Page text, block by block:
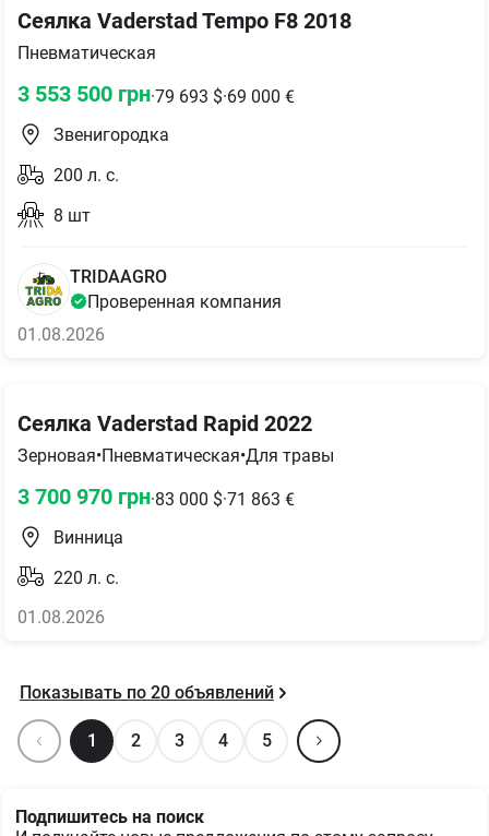
Сеялка Vaderstad Tempo F8 2018
Пневматическая
3 553 500 грн·79 693 $·69 000 €
Звенигородка
200 л. с.
8 шт
TRIDAAGRO
Проверенная компания
01.08.2026
Сеялка Vaderstad Rapid 2022
Зерновая•Пневматическая•Для травы
3 700 970 грн·83 000 $·71 863 €
Винница
220 л. с.
01.08.2026
1 2 3 4 5
Показывать по 20 объявлений
Подпишитесь на поиск